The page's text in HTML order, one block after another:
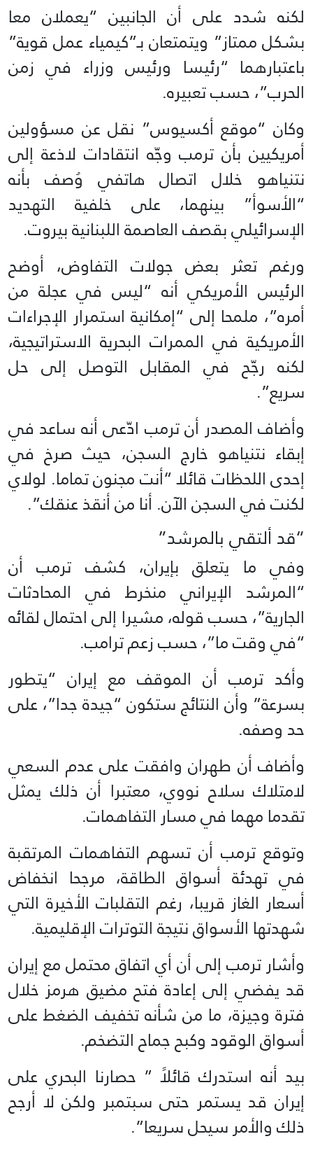
لكنه شدد على أن الجانبين “يعملان معا
بشكل ممتاز” ويتمتعان بـ”كيمياء عمل قوية”
باعتبارهما “رئيسا ورئيس وزراء في زمن
الحرب”، حسب تعبيره.
وكان “موقع أكسيوس” نقل عن مسؤولين
أمريكيين بأن ترمب وجّه انتقادات لاذعة إلى
نتنياهو خلال اتصال هاتفي وُصف بأنه
“الأسوأ” بينهما، على خلفية التهديد
الإسرائيلي بقصف العاصمة اللبنانية بيروت.
ورغم تعثر بعض جولات التفاوض، أوضح
الرئيس الأمريكي أنه “ليس في عجلة من
أمره”، ملمحا إلى “إمكانية استمرار الإجراءات
الأمريكية في الممرات البحرية الاستراتيجية،
لكنه رجّح في المقابل التوصل إلى حل
سريع”.
وأضاف المصدر أن ترمب ادّعى أنه ساعد في
إبقاء نتنياهو خارج السجن، حيث صرخ في
إحدى اللحظات قائلا “أنت مجنون تماما. لولاي
لكنت في السجن الآن. أنا من أنقذ عنقك”.
“قد ألتقي بالمرشد”
وفي ما يتعلق بإيران، كشف ترمب أن
“المرشد الإيراني منخرط في المحادثات
الجارية”، حسب قوله، مشيرا إلى احتمال لقائه
“في وقت ما”، حسب زعم ترامب.
وأكد ترمب أن الموقف مع إيران “يتطور
بسرعة” وأن النتائج ستكون “جيدة جدا”، على
حد وصفه.
وأضاف أن طهران وافقت على عدم السعي
لامتلاك سلاح نووي، معتبرا أن ذلك يمثل
تقدما مهما في مسار التفاهمات.
وتوقع ترمب أن تسهم التفاهمات المرتقبة
في تهدئة أسواق الطاقة، مرجحا انخفاض
أسعار الغاز قريبا، رغم التقلبات الأخيرة التي
شهدتها الأسواق نتيجة التوترات الإقليمية.
وأشار ترمب إلى أن أي اتفاق محتمل مع إيران
قد يفضي إلى إعادة فتح مضيق هرمز خلال
فترة وجيزة، ما من شأنه تخفيف الضغط على
أسواق الوقود وكبح جماح التضخم.
بيد أنه استدرك قائلاً ” حصارنا البحري على
إيران قد يستمر حتى سبتمبر ولكن لا أرجح
ذلك والأمر سيحل سريعا”.